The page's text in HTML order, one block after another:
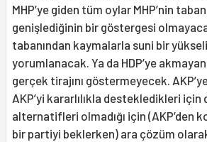
MHP’ye giden tüm oylar MHP’nin
genişlediğinin bir göstergesi
tabanından kaymalarla suni bir
yorumlanacak. Ya da HDP’ye akmayan
gerçek tirajını göstermeyecek.
AKP’yi kararlılıkla destekledikleri için
alternatifleri olmadığı için (AKP’den
bir partiyi beklerken) ara çözüm